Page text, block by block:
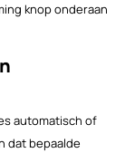
knop onderaan
automatisch of
dat bepaalde